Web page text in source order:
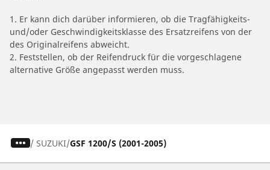
1. Er kann dich darüber informieren, ob die Tragfähigkeits-
und/oder Geschwindigkeitsklasse des Ersatzreifens von der
des Originalreifens abweicht.
2. Feststellen, ob der Reifendruck für die vorgeschlagene
alternative Größe angepasst werden muss.
/ SUZUKI GSF 1200/S (2001-2005)